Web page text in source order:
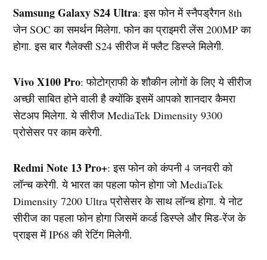
Samsung Galaxy S24 Ultra: इस फोन में स्नैपड्रैगन 8th
जेन SOC का समर्थन मिलेगा. फोन का प्राइमरी लेंस 200MP का
होगा. इस बार गैलेक्सी S24 सीरीज में फ्लैट डिस्प्ले मिलेगी.
Vivo X100 Pro: फोटोग्राफी के शौकीन लोगों के लिए ये सीरीज
अच्छी साबित होने वाली है क्योंकि इसमें आपको शानदार कैमरा
सेटअप मिलेगा. ये सीरीज MediaTek Dimensity 9300
प्रोसेसर पर काम करेगी.
Redmi Note 13 Pro+: इस फोन को कंपनी 4 जनवरी को
लॉन्च करेगी. ये भारत का पहला फोन होगा जो MediaTek
Dimensity 7200 Ultra प्रोसेसर के साथ लॉन्च होगा. ये नोट
सीरीज का पहला फोन होगा जिसमें कर्व्ड डिस्प्ले और मिड-रेंज के
प्राइस में IP68 की रेटिंग मिलेगी.